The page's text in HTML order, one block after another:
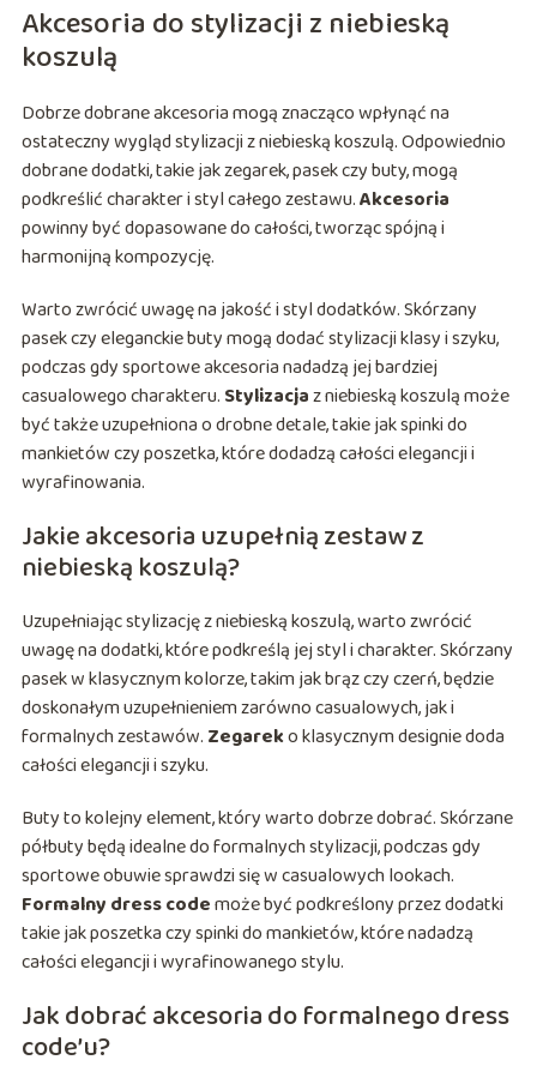
Akcesoria do stylizacji z niebieską
koszulą
Dobrze dobrane akcesoria mogą znacząco wpłynąć na
ostateczny wygląd stylizacji z niebieską koszulą. Odpowiednio
dobrane dodatki, takie jak zegarek, pasek czy buty, mogą
podkreślić charakter i styl całego zestawu.Akcesoria
powinny być dopasowane do całości, tworząc spójną i
harmonijną kompozycję.
Warto zwrócić uwagę na jakość i styl dodatków. Skórzany
pasek czy eleganckie buty mogą dodać stylizacji klasy i szyku,
podczas gdy sportowe akcesoria nadadzą jej bardziej
casualowego charakteru. Stylizacjaz niebieską koszulą może
być także uzupełniona o drobne detale, takie jak spinki do
mankietów czy poszetka, które dodadzą całości elegancji i
wyrafinowania.
Jakie akcesoria uzupełnią zestaw z
niebieską koszulą?
Uzupełniając stylizację z niebieską koszulą, warto zwrócić
uwagę na dodatki, które podkreślą jej styl i charakter. Skórzany
pasek w klasycznym kolorze, takim jak brąz czy czerń, będzie
doskonałym uzupełnieniem zarówno casualowych, jak i
formalnych zestawów. Zegareko klasycznym designie doda
całości elegancji i szyku.
Buty to kolejny element, który warto dobrze dobrać. Skórzane
półbuty będą idealne do formalnych stylizacji, podczas gdy
sportowe obuwie sprawdzi się w casualowych lookach.
Formalny dress codemoże być podkreślony przez dodatki
takie jak poszetka czy spinki do mankietów, które nadadzą
całości elegancji i wyrafinowanego stylu.
Jak dobrać akcesoria do formalnego dress
code’u?